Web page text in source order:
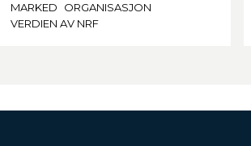
MARKED
ORGANISASJON
VERDIEN AV NRF